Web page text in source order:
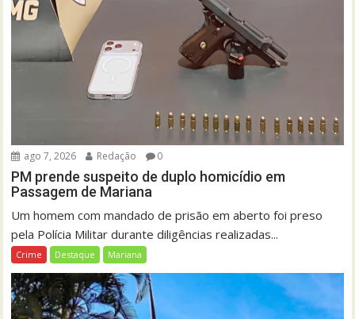
ago 7, 2026 Redação 0
PM prende suspeito de duplo homicídio em
Passagem de Mariana
Um homem com mandado de prisão em aberto foi preso
pela Polícia Militar durante diligências realizadas...
Crime Destaque Mariana